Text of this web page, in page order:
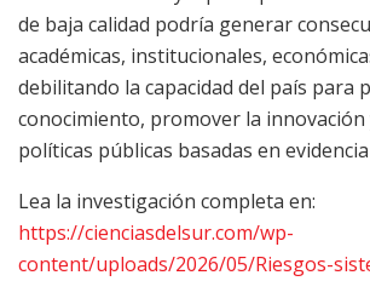
de baja calidad podría generar
académicas, institucionales,
debilitando la capacidad del país para
conocimiento, promover la innovación
políticas públicas basadas en
Lea la investigación completa en:
https://cienciasdelsur.com/wp-
content/uploads/2026/05/Riesgos-